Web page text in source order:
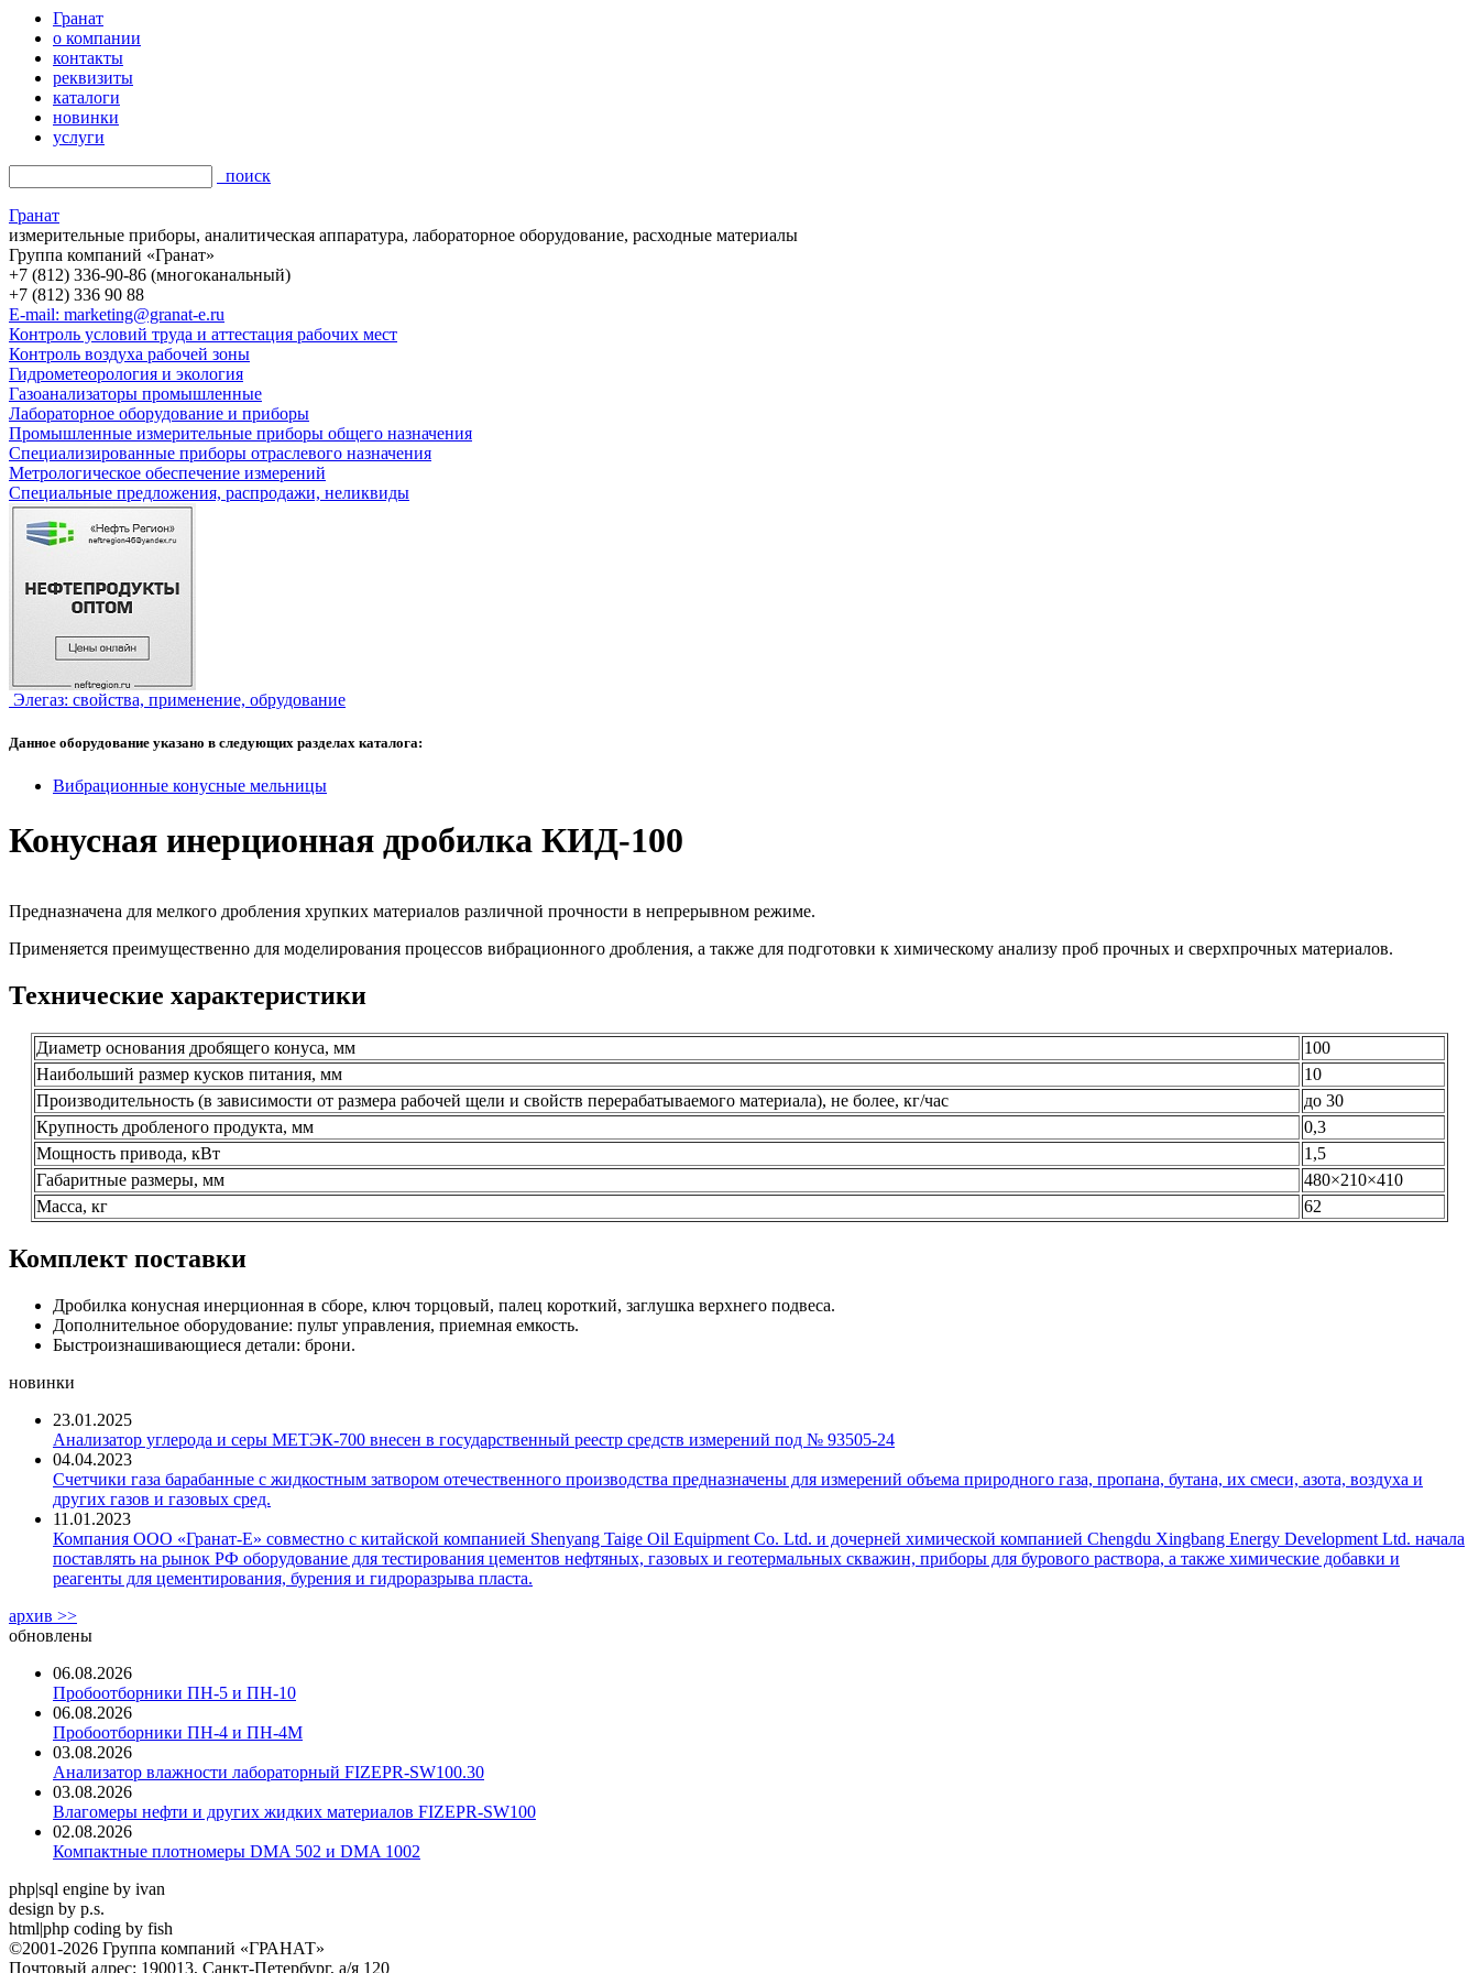
Гранат
о компании
контакты
реквизиты
каталоги
новинки
услуги
поиск
Гранат
измерительные приборы, аналитическая аппаратура, лабораторное оборудование, расходные материалы
Группа компаний «Гранат»
+7 (812) 336-90-86 (многоканальный)
+7 (812) 336 90 88
E-mail: marketing@granat-e.ru
Контроль условий труда и аттестация рабочих мест
Контроль воздуха рабочей зоны
Гидрометеорология и экология
Газоанализаторы промышленные
Лабораторное оборудование и приборы
Промышленные измерительные приборы общего назначения
Специализированные приборы отраслевого назначения
Метрологическое обеспечение измерений
Специальные предложения, распродажи, неликвиды
Элегаз: свойства, применение, обрудование
Данное оборудование указано в следующих разделах каталога:
Вибрационные конусные мельницы
Конусная инерционная дробилка КИД-100
Предназначена для мелкого дробления хрупких материалов различной прочности в непрерывном режиме.
Применяется преимущественно для моделирования процессов вибрационного дробления, а также для подготовки к химическому анализу проб прочных и сверхпрочных материалов.
Технические характеристики
Диаметр основания дробящего конуса, мм
100
Наибольший размер кусков питания, мм
10
Производительность (в зависимости от размера рабочей щели и свойств перерабатываемого материала), не более, кг/час
до 30
Крупность дробленого продукта, мм
0,3
Мощность привода, кВт
1,5
Габаритные размеры, мм
480×210×410
Масса, кг
62
Комплект поставки
Дробилка конусная инерционная в сборе, ключ торцовый, палец короткий, заглушка верхнего подвеса.
Дополнительное оборудование: пульт управления, приемная емкость.
Быстроизнашивающиеся детали: брони.
новинки
23.01.2025
Анализатор углерода и серы МЕТЭК-700 внесен в государственный реестр средств измерений под № 93505-24
04.04.2023
Счетчики газа барабанные с жидкостным затвором отечественного производства предназначены для измерений объема природного газа, пропана, бутана, их смеси, азота, воздуха и
других газов и газовых сред.
11.01.2023
Компания ООО «Гранат-Е» совместно с китайской компанией Shenyang Taige Oil Equipment Co. Ltd. и дочерней химической компанией Chengdu Xingbang Energy Development Ltd. начала
поставлять на рынок РФ оборудование для тестирования цементов нефтяных, газовых и геотермальных скважин, приборы для бурового раствора, а также химические добавки и
реагенты для цементирования, бурения и гидроразрыва пласта.
архив >>
обновлены
06.08.2026
Пробоотборники ПН-5 и ПН-10
06.08.2026
Пробоотборники ПН-4 и ПН-4М
03.08.2026
Анализатор влажности лабораторный FIZEPR-SW100.30
03.08.2026
Влагомеры нефти и других жидких материалов FIZEPR-SW100
02.08.2026
Компактные плотномеры DMA 502 и DMA 1002
php|sql engine by ivan
design by p.s.
html|php coding by fish
©2001-2026 Группа компаний «ГРАНАТ»
Почтовый адрес: 190013, Санкт-Петербург, а/я 120